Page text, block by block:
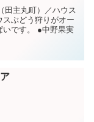
主丸町）／ハウス
ぶどう狩りがオー
いです。 ●中野果実